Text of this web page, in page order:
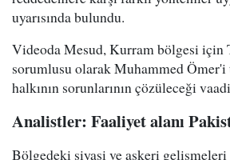
uyarısında bulundu.
Videoda Mesud, Kurram bölgesi için
sorumlusu olarak Muhammed Ömer'i
halkının sorunlarının çözüleceği
Analistler: Faaliyet alanı
Bölgedeki siyasi ve askeri gelişmeleri